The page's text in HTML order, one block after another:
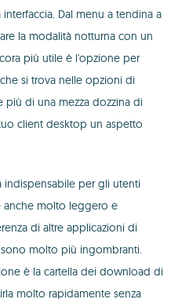
Dal menu a tendina a
la modalità notturna con un
più utile è l'opzione per
si trova nelle opzioni di
più di una mezza dozzina di
client desktop un aspetto
indispensabile per gli utenti
anche molto leggero e
di altre applicazioni di
sono molto più ingombranti.
è la cartella dei download di
molto rapidamente senza